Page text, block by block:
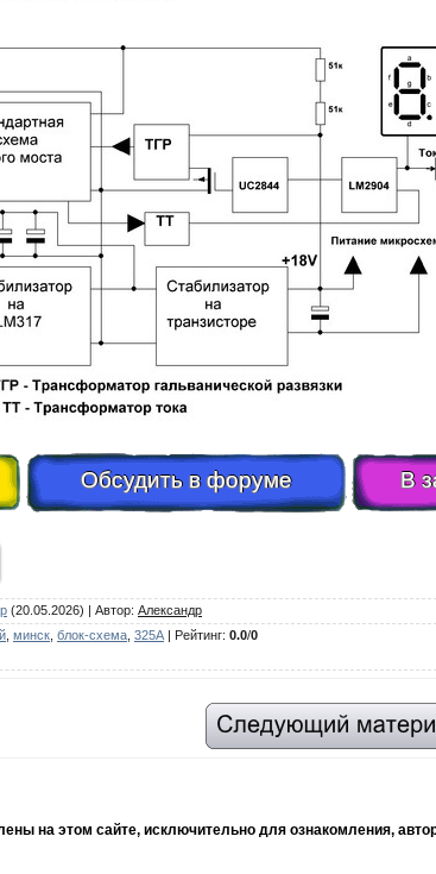
Обсудить в форуме В
(20.05.2026) | Автор: Александр
минск блок-схема 325А | Рейтинг: 0.0/0
на этом сайте, исключительно для ознакомления,